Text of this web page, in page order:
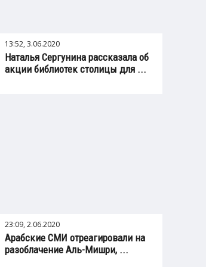
13:52, 3.06.2020
Наталья Сергунина рассказала об
акции библиотек столицы для ...
23:09, 2.06.2020
Арабские СМИ отреагировали на
разоблачение Аль-Мишри, ...